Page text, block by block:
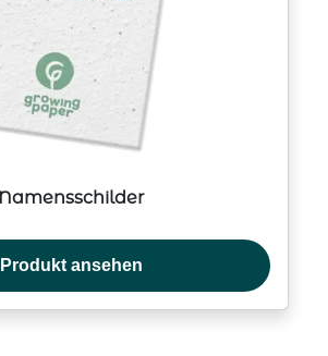
Namensschilder
Produkt ansehen